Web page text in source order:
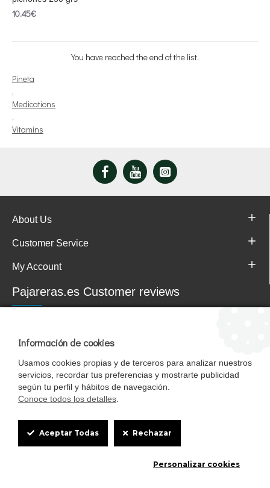
10.45€
You have reached the end of the list.
Pineta
,
Medications
,
Vitamins
About Us
Customer Service
My Account
Pajareras.es Customer reviews
Mascotasalfalfa es de StrongCages S.L. CIF B-90150608 | C/ Pintores 6-8,
Pol. Ind. Gandul C.P. 41510 Mairena del Alcor (Sevilla)
Diseño y Tienda web: InterIberica
Cookie
Box
Información de cookies
Usamos cookies propias y de terceros para analizar nuestros
servicios, recordar tus preferencias y mostrarte publicidad
según tu perfil y hábitos de navegación.
Conoce todos los detalles
Aceptar Todas Rechazar
Personalizar cookies